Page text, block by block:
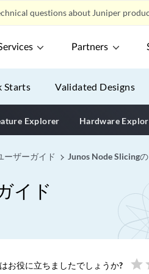
questions about Juniper
Partners
Starts Validated Designs
Explorer Hardware
ーザーガイド Junos Node Slicing
イド
お役に立ちましたでしょうか? star